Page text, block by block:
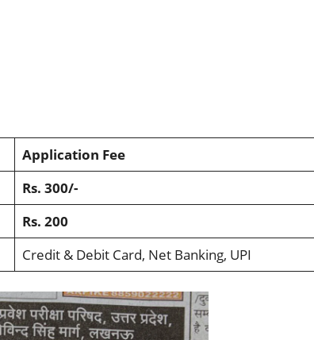
Application Fee
Rs. 300/-
Rs. 200
Credit & Debit Card, Net Banking, UPI